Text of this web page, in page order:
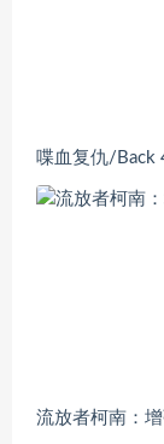
喋血复仇/Back
流放者柯南：